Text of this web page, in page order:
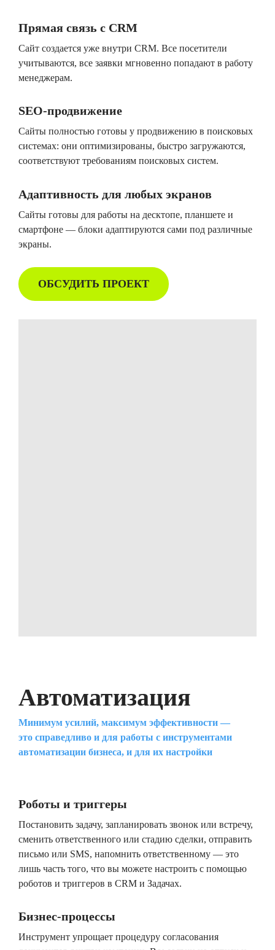
Прямая связь с CRM
Сайт создается уже внутри CRM. Все посетители
учитываются, все заявки мгновенно попадают в работу
менеджерам.
SEO-продвижение
Сайты полностью готовы у продвижению в поисковых
системах: они оптимизированы, быстро загружаются,
соответствуют требованиям поисковых систем.
Адаптивность для любых экранов
Сайты готовы для работы на десктопе, планшете и
смартфоне — блоки адаптируются сами под различные
экраны.
ОБСУДИТЬ ПРОЕКТ
Автоматизация
Минимум усилий, максимум эффективности —
это справедливо и для работы с инструментами
автоматизации бизнеса, и для их настройки
Роботы и триггеры
Постановить задачу, запланировать звонок или встречу,
сменить ответственного или стадию сделки, отправить
письмо или SMS, напомнить ответственному — это
лишь часть того, что вы можете настроить с помощью
роботов и триггеров в CRM и Задачах.
Бизнес-процессы
Инструмент упрощает процедуру согласования